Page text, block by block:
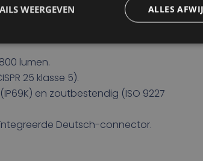
vorm met eenvoudige
lumen.
25 klasse 5).
en zoutbestendig (ISO 9227
Deutsch-connector.
ALLES
WEERGEVEN